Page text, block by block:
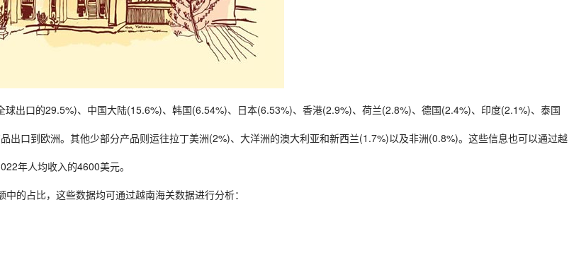
出口的29.5%)、中国大陆(15.6%)、韩国(6.54%)、日本(6.53%)、香港(2.9%)、荷兰(2.8%)、德国(2.4%)、印度(2.1%)、泰国
口到欧洲。其他少部分产品则运往拉丁美洲(2%)、大洋洲的澳大利亚和新西兰(1.7%)以及非洲(0.8%)。这些信息也可以通过越
年人均收入的4600美元。
的占比，这些数据均可通过越南海关数据进行分析：